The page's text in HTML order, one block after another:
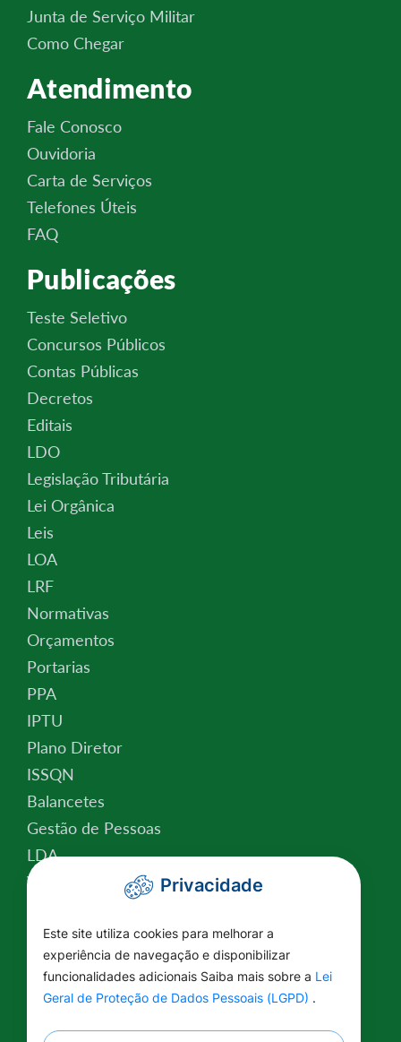
Junta de Serviço Militar
Como Chegar
Atendimento
Fale Conosco
Ouvidoria
Carta de Serviços
Telefones Úteis
FAQ
Publicações
Teste Seletivo
Concursos Públicos
Contas Públicas
Decretos
Editais
LDO
Legislação Tributária
Lei Orgânica
Leis
LOA
LRF
Normativas
Orçamentos
Portarias
PPA
IPTU
Plano Diretor
ISSQN
Balancetes
Gestão de Pessoas
LDA
Valor da Terra Nua
Relatório de Atividades
Plano Estratégico Institucional
Lei Federal nº 14.129/2021
Privacidade
Este site utiliza cookies para melhorar a
experiência de navegação e disponibilizar
funcionalidades adicionais Saiba mais sobre a Lei
Geral de Proteção de Dados Pessoais (LGPD) .